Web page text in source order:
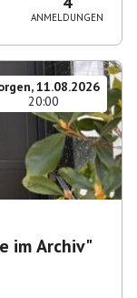
ANMELDUNGEN
11.08.2026
20:00
im Archiv"